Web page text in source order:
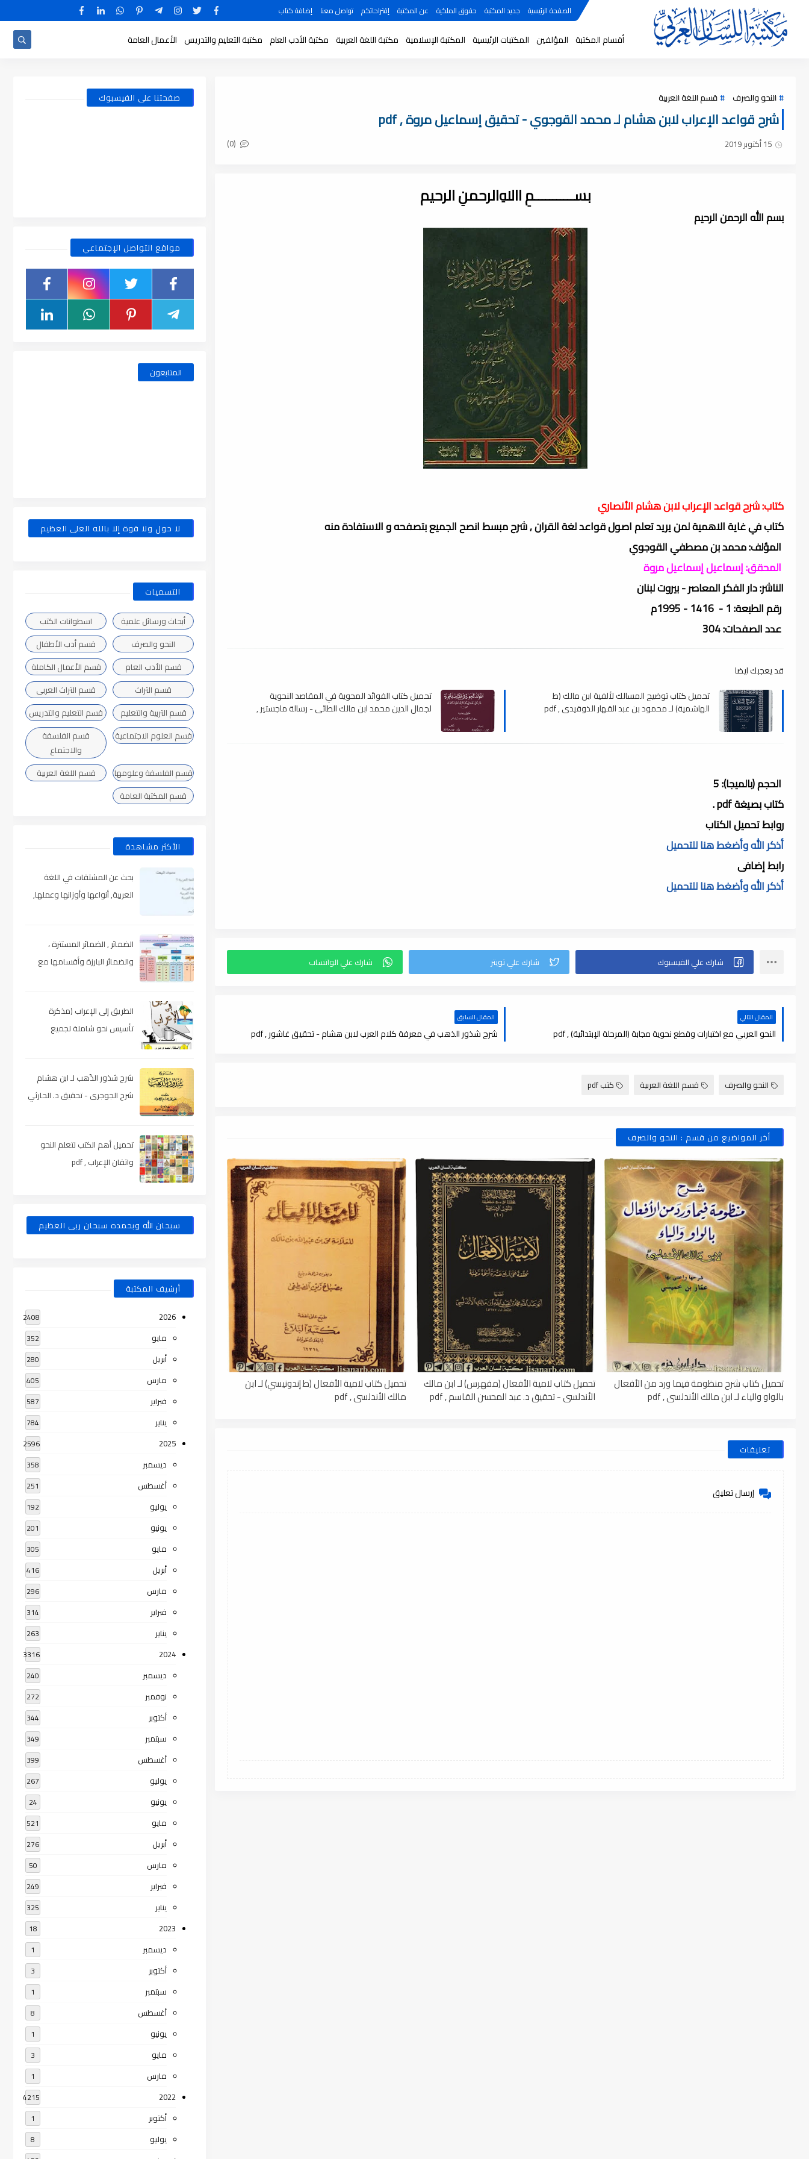
الصفحة الرئيسية جديد المكتبة حقوق الملكية عن المكتبة إقتراحاتكم تواصل معنا إضافة كتاب
أقسام المكتبة المؤلفين المكتبات الرئيسية المكتبة الإسلامية مكتبة اللغة العربية مكتبة الأدب العام مكتبة التعليم والتدريس الأعمال العامة
النحو والصرف قسم اللغة العربية
شرح قواعد الإعراب لابن هشام لـ محمد القوجوي - تحقيق إسماعيل مروة , pdf
15 أكتوبر 2019 (0)
بســـــــــــمِ اﷲِالرحمنِ الرحيم
بسم الله الرحمن الرحيم
كتاب: شرح قواعد الإعراب لابن هشام الأنصاري
كتاب في غاية الاهمية لمن يريد تعلم اصول قواعد لغة القران , شرح مبسط انصح الجميع بتصفحه و الاستفادة منه
المؤلف: محمد بن مصطفي القوجوي
المحقق: إسماعيل إسماعيل مروة
الناشر: دار الفكر المعاصر - بيروت لبنان
رقم الطبعة: 1 - 1416 - 1995م
عدد الصفحات: 304
قد يعجبك ايضا
تحميل كتاب توضيح المسالك لألفية ابن مالك (ط
الهاشمية) لـ محمود بن عبد القهار الذوقيدي , pdf
تحميل كتاب الفوائد المحوية في المقاصد النحوية
لجمال الدين محمد ابن مالك الطائي - رسالة ماجستير ,
الحجم (بالميجا): 5
كتاب بصيغة pdf .
روابط تحميل الكتاب
أذكر الله وأضغط هنا للتحميل
رابط إضافى
أذكر الله وأضغط هنا للتحميل
المقال التالي
النحو العربي مع اختبارات وقطع نحوية مجابة (المرحلة الإبتدائية) , pdf
المقال السابق
شرح شذور الذهب في معرفة كلام العرب لابن هشام - تحقيق غاشور , pdf
النحو والصرف قسم اللغة العربية كتب pdf
أخر المواضيع من قسم : النحو والصرف
تحميل كتاب شرح منظومة فيما ورد من الأفعال
بالواو والياء لـ ابن مالك الأندلسي , pdf
تحميل كتاب لامية الأفعال (مفهرس) لـ ابن مالك
الأندلسي - تحقيق د. عبد المحسن القاسم , pdf
تحميل كتاب لامية الأفعال (ط إندونيسي) لـ ابن
مالك الأندلسي , pdf
تعليقات
إرسال تعليق
صفحتنا على الفيسبوك
مواقع التواصل الإجتماعي
المتابعون
لا حول ولا قوة إلا بالله العلى العظيم
التسميات
أبحاث ورسائل علمية
اسطوانات الكتب
النحو والصرف
قسم أدب الأطفال
قسم الأدب العام
قسم الأعمال الكاملة
قسم التراث
قسم التراث العربى
قسم التربية والتعليم
قسم التعليم والتدريس
قسم العلوم الاجتماعية
قسم الفلسفة
والاجتماع
قسم الفلسفة وعلومها
قسم اللغة العربية
قسم المكتبة العامة
الأكثر مشاهدة
بحث عن المشتقات في اللغة
العربية, أنواعها وأوزانها وعملها,
الضمائر , الضمائر المستترة ،
والضمائر البارزة وأقسامها مع
الطريق إلى الإعراب (مذكرة
تأسيس نحو شاملة لجميع
شرح شذور الذّهب لـ ابن هشام
شرح الجوجرى - تحقيق د. الحارثي
تحميل أهم الكتب لتعلم النحو
واتقان الإعراب , pdf
سبحان الله وبحمده سبحان ربى العظيم
أرشيف المكتبة
2026
2408
مايو 352
أبريل 280
مارس 405
فبراير 587
يناير 784
2025
2596
ديسمبر 358
أغسطس 251
يوليو 192
يونيو 201
مايو 305
أبريل 416
مارس 296
فبراير 314
يناير 263
2024
3316
ديسمبر 240
نوفمبر 272
أكتوبر 344
سبتمبر 349
أغسطس 399
يوليو 267
يونيو 24
مايو 521
أبريل 276
مارس 50
فبراير 249
يناير 325
2023
18
ديسمبر 1
أكتوبر 3
سبتمبر 1
أغسطس 8
يونيو 1
مايو 3
مارس 1
2022
4215
أكتوبر 1
يوليو 8